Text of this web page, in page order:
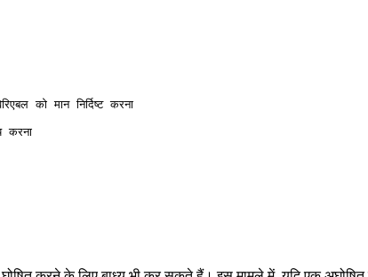
मान निर्दिष्ट करना
करना